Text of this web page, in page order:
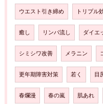
ウエスト引き締め トリプル
癒し リンパ流し ダイエ
シミシワ改善 メラニン
更年期障害対策 若く 目
春爛漫 春の嵐 肌あれ